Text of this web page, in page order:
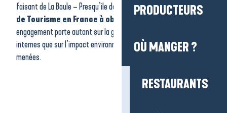
PRODUCTEURS
OÙ MANGER ?
RESTAURANTS
faisant de La Baule – Presqu’île de Guérandele premier Office
de Tourisme en France à obtenir cette distinction.
engagement porte autant sur la gouvernance, les pratiques
internes que sur l’impact environnemental et sociétal des actions
menées.